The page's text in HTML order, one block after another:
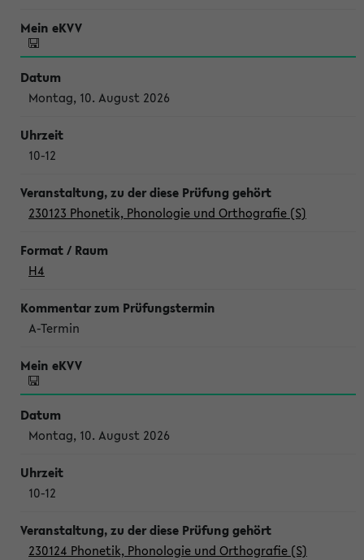
Montag, 10. August 2026
10-12
230123 Phonetik, Phonologie und Orthografie (S)
H4
A-Termin
Montag, 10. August 2026
10-12
230124 Phonetik, Phonologie und Orthografie (S)